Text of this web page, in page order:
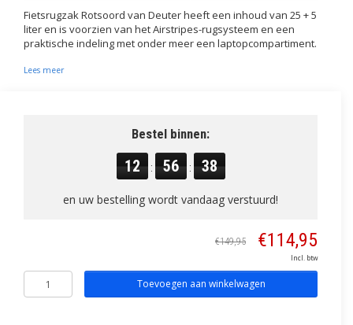
Fietsrugzak Rotsoord van Deuter heeft een inhoud van 25 + 5
liter en is voorzien van het Airstripes-rugsysteem en een
praktische indeling met onder meer een laptopcompartiment.
Lees meer
Bestel binnen:
12 : 56 : 38
en uw bestelling wordt vandaag verstuurd!
€149,95 €114,95
Incl. btw
Toevoegen aan winkelwagen